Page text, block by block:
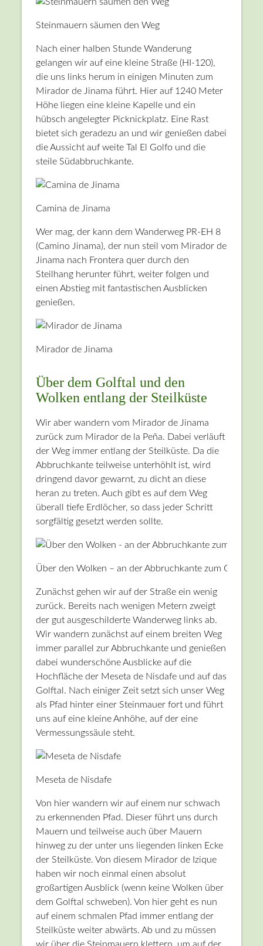
Steinmauern säumen den Weg
Nach einer halben Stunde Wanderung
gelangen wir auf eine kleine Straße (HI-120),
die uns links herum in einigen Minuten zum
Mirador de Jinama führt. Hier auf 1240 Meter
Höhe liegen eine kleine Kapelle und ein
hübsch angelegter Picknickplatz. Eine Rast
bietet sich geradezu an und wir genießen dabei
die Aussicht auf weite Tal El Golfo und die
steile Südabbruchkante.
Camina de Jinama
Wer mag, der kann dem Wanderweg PR-EH 8
(Camino Jinama), der nun steil vom Mirador de
Jinama nach Frontera quer durch den
Steilhang herunter führt, weiter folgen und
einen Abstieg mit fantastischen Ausblicken
genießen.
Mirador de Jinama
Über dem Golftal und den
Wolken entlang der Steilküste
Wir aber wandern vom Mirador de Jinama
zurück zum Mirador de la Peña. Dabei verläuft
der Weg immer entlang der Steilküste. Da die
Abbruchkante teilweise unterhöhlt ist, wird
dringend davor gewarnt, zu dicht an diese
heran zu treten. Auch gibt es auf dem Weg
überall tiefe Erdlöcher, so dass jeder Schritt
sorgfältig gesetzt werden sollte.
Über den Wolken – an der Abbruchkante zum Golftal
Zunächst gehen wir auf der Straße ein wenig
zurück. Bereits nach wenigen Metern zweigt
der gut ausgeschilderte Wanderweg links ab.
Wir wandern zunächst auf einem breiten Weg
immer parallel zur Abbruchkante und genießen
dabei wunderschöne Ausblicke auf die
Hochfläche der Meseta de Nisdafe und auf das
Golftal. Nach einiger Zeit setzt sich unser Weg
als Pfad hinter einer Steinmauer fort und führt
uns auf eine kleine Anhöhe, auf der eine
Vermessungssäule steht.
Meseta de Nisdafe
Von hier wandern wir auf einem nur schwach
zu erkennenden Pfad. Dieser führt uns durch
Mauern und teilweise auch über Mauern
hinweg zu der unter uns liegenden linken Ecke
der Steilküste. Von diesem Mirador de Izique
haben wir noch einmal einen absolut
großartigen Ausblick (wenn keine Wolken über
dem Golftal schweben). Von hier geht es nun
auf einem schmalen Pfad immer entlang der
Steilküste weiter abwärts. Ab und zu müssen